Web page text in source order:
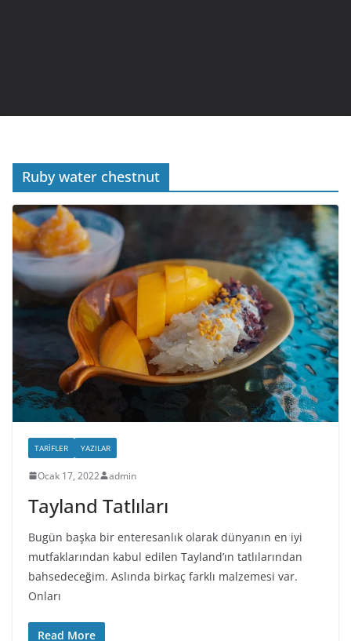
Ruby water chestnut
TARIFLER YAZILAR
Ocak 17, 2022 admin
Tayland Tatlıları
Bugün başka bir enteresanlık olarak dünyanın en iyi
mutfaklarından kabul edilen Tayland’ın tatlılarından
bahsedeceğim. Aslında birkaç farklı malzemesi var.
Onları
Read More